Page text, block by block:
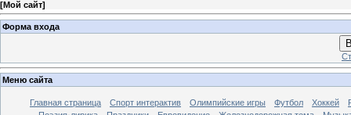
[Мой сайт]
Форма входа
Меню сайта
Главная страница Спорт интерактив Олимпийские игры Футбол Хоккей